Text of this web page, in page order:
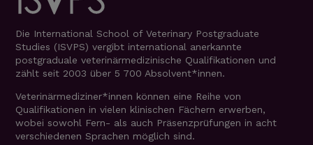
Die International School of Veterinary Postgraduate
Studies (ISVPS) vergibt international anerkannte
postgraduale veterinärmedizinische Qualifikationen und
zählt seit 2003 über 5 700 Absolvent*innen.
Veterinärmediziner*innen können eine Reihe von
Qualifikationen in vielen klinischen Fächern erwerben,
wobei sowohl Fern- als auch Präsenzprüfungen in acht
verschiedenen Sprachen möglich sind.